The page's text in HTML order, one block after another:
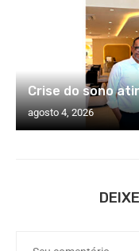
Crise do sono
agosto 4, 2026